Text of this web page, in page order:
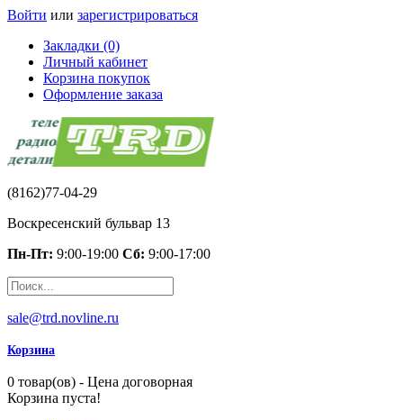
Войти или зарегистрироваться
Закладки (0)
Личный кабинет
Корзина покупок
Оформление заказа
(8162)77-04-29
Воскресенский бульвар 13
Пн-Пт: 9:00-19:00 Сб: 9:00-17:00
sale@trd.novline.ru
Корзина
0 товар(ов) - Цена договорная
Корзина пуста!